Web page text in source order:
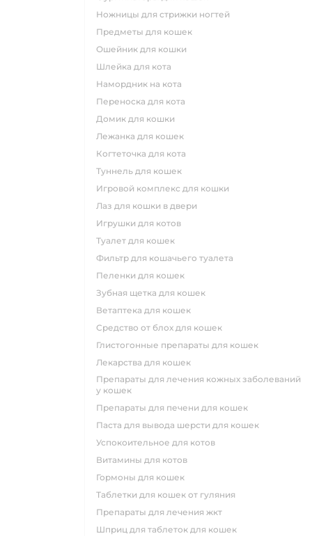
ножницы для стрижки ногтей
предметы для кошек
ошейник для кошки
шлейка для кота
намордник на кота
переноска для кота
домик для кошки
лежанка для кошек
когтеточка для кота
туннель для кошек
игровой комплекс для кошки
лаз для кошки в двери
игрушки для котов
туалет для кошек
фильтр для кошачьего туалета
пеленки для кошек
зубная щетка для кошек
ветаптека для кошек
средство от блох для кошек
глистогонные препараты для кошек
лекарства для кошек
препараты для лечения кожных заболеваний
у кошек
препараты для печени для кошек
паста для вывода шерсти для кошек
успокоительное для котов
витамины для котов
гормоны для кошек
таблетки для кошек от гуляния
препараты для лечения жкт
шприц для таблеток для кошек